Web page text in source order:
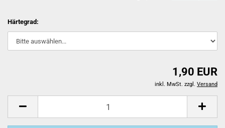
Härtegrad:
1,90 EUR
inkl. MwSt. zzgl. Versand